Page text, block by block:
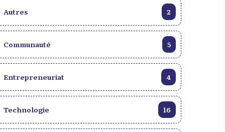
Autres 2
Communauté 5
Entrepreneuriat 4
Technologie 16